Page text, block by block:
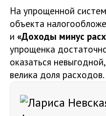
На упрощенной
объекта
и «Доходы минус
упрощенка
оказаться
велика доля расходов.